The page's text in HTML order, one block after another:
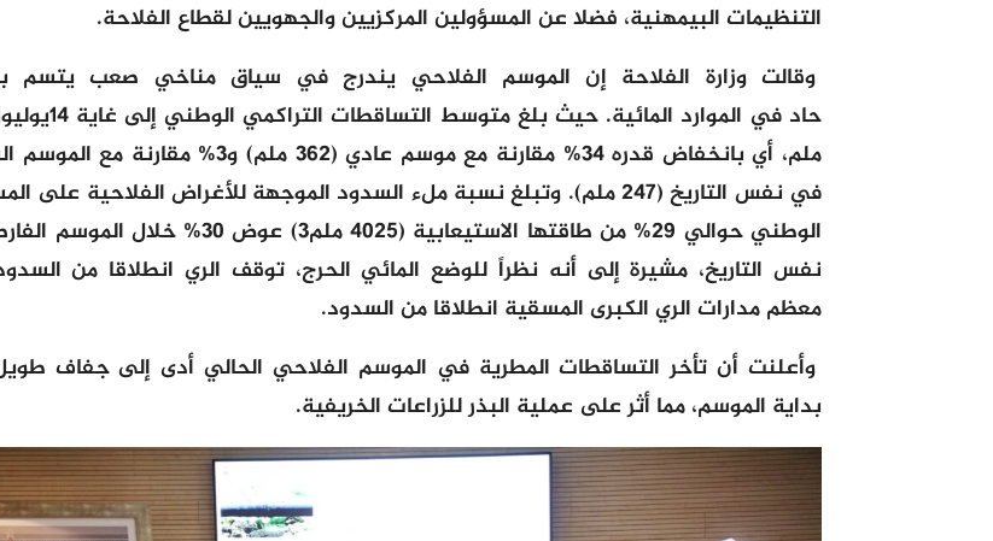
التنظيمات البيمهنية، فضلا عن المسؤولين المركزيين والجهويين لقطاع الفلاحة.
وقالت وزارة الفلاحة إن الموسم الفلاحي يندرج في سياق مناخي صعب يتسم
ملم، أي بانخفاض قدره 34% مقارنة مع موسم عادي (362 ملم) و3%
في نفس التاريخ (247 ملم). وتبلغ نسبة ملء السدود الموجهة للأغراض الفلاحية على
الوطني حوالي 29% من طاقتها الاستيعابية (4025 ملم3) عوض 30%
نفس التاريخ، مشيرة إلى أنه نظراً للوضع المائي الحرج، توقف الري انطلاقا من
معظم مدارات الري الكبرى المسقية انطلاقا من السدود.
وأعلنت أن تأخر التساقطات المطرية في الموسم الفلاحي الحالي أدى إلى جفاف
بداية الموسم، مما أثر على عملية البذر للزراعات الخريفية.